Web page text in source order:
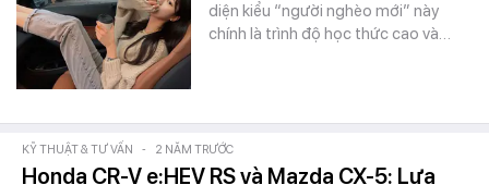
diện kiểu “người nghèo mới” này
chính là trình độ học thức cao và…
KỸ THUẬT & TƯ VẤN - 2 NĂM TRƯỚC
Honda CR-V e:HEV RS và Mazda CX-5: Lựa